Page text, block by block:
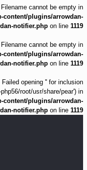
cannot be empty in
content/plugins/arrowdan-
notifier.php on line 1119
cannot be empty in
content/plugins/arrowdan-
notifier.php on line 1119
Failed opening '' for inclusion
root/usr/share/pear') in
content/plugins/arrowdan-
notifier.php on line 1119